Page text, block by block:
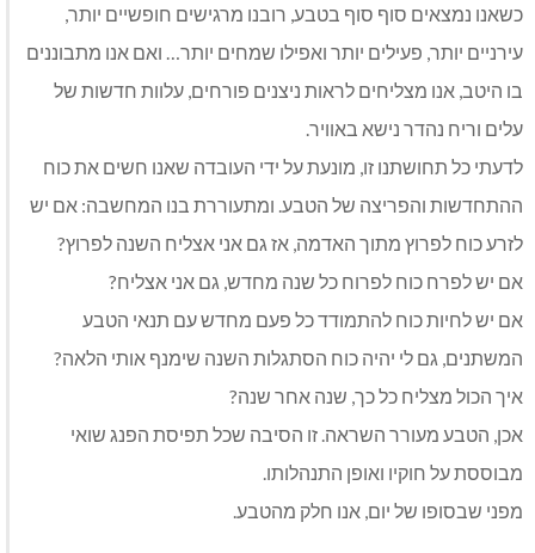
כשאנו נמצאים סוף סוף בטבע, רובנו מרגישים חופשיים יותר,
עירניים יותר, פעילים יותר ואפילו שמחים יותר… ואם אנו מתבוננים
בו היטב, אנו מצליחים לראות ניצנים פורחים, עלוות חדשות של
עלים וריח נהדר נישא באוויר.
לדעתי כל תחושתנו זו, מונעת על ידי העובדה שאנו חשים את כוח
ההתחדשות והפריצה של הטבע. ומתעוררת בנו המחשבה: אם יש
לזרע כוח לפרוץ מתוך האדמה, אז גם אני אצליח השנה לפרוץ?
אם יש לפרח כוח לפרוח כל שנה מחדש, גם אני אצליח?
אם יש לחיות כוח להתמודד כל פעם מחדש עם תנאי הטבע
המשתנים, גם לי יהיה כוח הסתגלות השנה שימנף אותי הלאה?
איך הכול מצליח כל כך, שנה אחר שנה?
אכן, הטבע מעורר השראה. זו הסיבה שכל תפיסת הפנג שואי
מבוססת על חוקיו ואופן התנהלותו.
מפני שבסופו של יום, אנו חלק מהטבע.